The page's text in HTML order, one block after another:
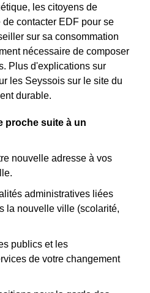
les citoyens de
contacter EDF pour se
sur sa consommation
nécessaire de composer
Plus d'explications sur
les Seyssois sur le site du
durable.
proche suite à un
nouvelle adresse à vos
administratives liées
la nouvelle ville (scolarité,
publics et les
de votre changement